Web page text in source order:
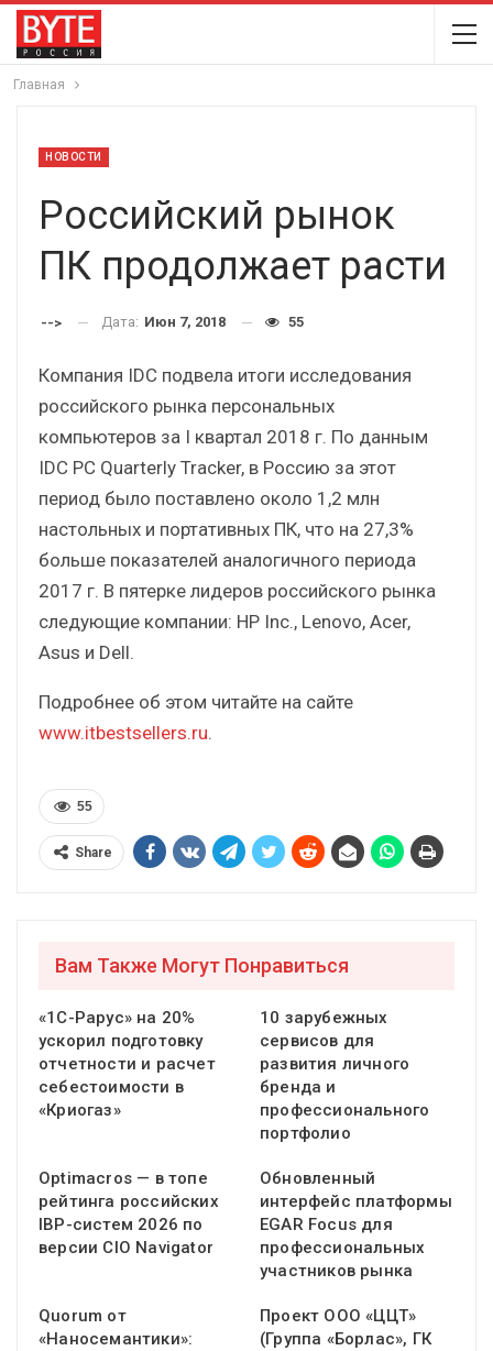
Главная
НОВОСТИ
Российский рынок
ПК продолжает расти
--> Дата: Июн 7, 2018 55
Компания IDC подвела итоги исследования
российского рынка персональных
компьютеров за I квартал 2018 г. По данным
IDC PC Quarterly Tracker, в Россию за этот
период было поставлено около 1,2 млн
настольных и портативных ПК, что на 27,3%
больше показателей аналогичного периода
2017 г. В пятерке лидеров российского рынка
следующие компании: HP Inc., Lenovo, Acer,
Asus и Dell.
Подробнее об этом читайте на сайте
www.itbestsellers.ru.
55
Share
Вам Также Могут Понравиться
«1С-Рарус» на 20%
ускорил подготовку
отчетности и расчет
себестоимости в
«Криогаз»
10 зарубежных
сервисов для
развития личного
бренда и
профессионального
портфолио
Optimacros — в топе
рейтинга российских
IBP-систем 2026 по
версии CIO Navigator
Обновленный
интерфейс платформы
EGAR Focus для
профессиональных
участников рынка
Quorum от
«Наносемантики»:
Проект ООО «ЦЦТ»
(Группа «Борлас», ГК